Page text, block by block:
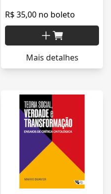
R$ 35,00 no boleto
Mais detalhes